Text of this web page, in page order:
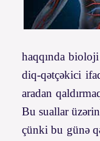
haqqında
diq-qətçəkici
aradan
Bu suallar
çünki bu günə